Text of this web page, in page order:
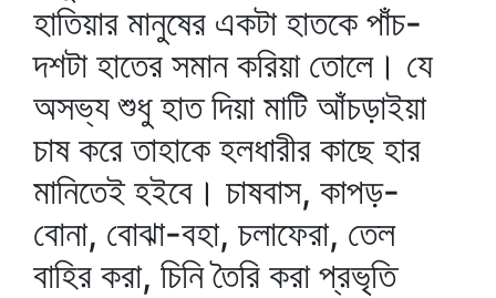
হাতিয়ার মানুষের একটা হাতকে পাঁচ-
দশটা হাতের সমান করিয়া তোলে। যে
অসভ্য শুধু হাত দিয়া মাটি আঁচড়াইয়া
চাষ করে তাহাকে হলধারীর কাছে হার
মানিতেই হইবে। চাষবাস, কাপড়-
বোনা, বোঝা-বহা, চলাফেরা, তেল
বাহির করা, চিনি তৈরি করা প্রভৃতি